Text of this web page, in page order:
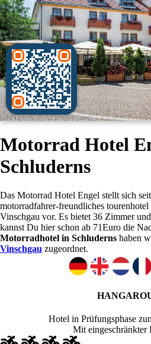
Motorrad Hotel
Schluderns
Das Motorrad Hotel Engel stellt sich
motorradfahrer-freundliches
Vinschgau vor. Es bietet 36 Zimmer
kannst Du hier schon ab 71Euro die
Motorradhotel in Schluderns haben
Vinschgau zugeordnet.
Hotel in Prüfungsphase
Mit eingeschränkter